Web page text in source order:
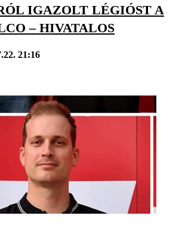
IGAZOLT LÉGIÓST A
– HIVATALOS
21:16